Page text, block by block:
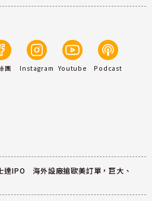
團 Instagram Youtube Podcast
達IPO 海外設廠搶歐美訂單，巨大、